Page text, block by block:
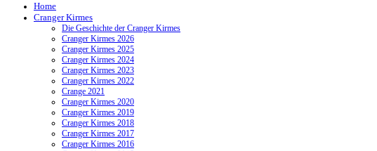
Home
Cranger Kirmes
Die Geschichte der Cranger Kirmes
Cranger Kirmes 2026
Cranger Kirmes 2025
Cranger Kirmes 2024
Cranger Kirmes 2023
Cranger Kirmes 2022
Crange 2021
Cranger Kirmes 2020
Cranger Kirmes 2019
Cranger Kirmes 2018
Cranger Kirmes 2017
Cranger Kirmes 2016